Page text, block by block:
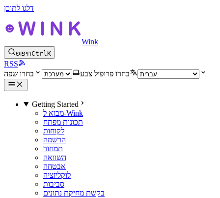
דלגו לתוכן
Wink
חיפושCtrlK
RSS
בחרו פרופיל צבע
בחרו שפה
Getting Started
מבוא ל-Wink
תכונות מפתח
לקוחות
הרשמה
תמחור
השוואה
אבטחה
לוקליזציה
סביבות
בקשת מחיקת נתונים